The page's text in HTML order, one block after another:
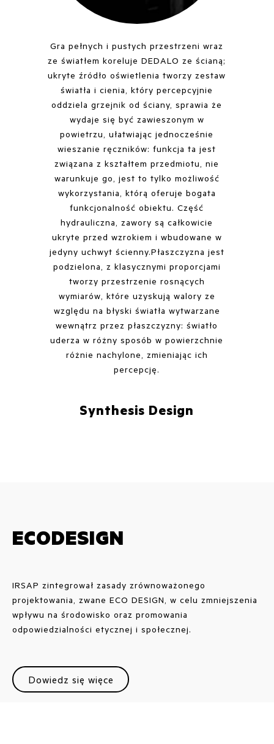
Gra pełnych i pustych przestrzeni wraz
ze światłem koreluje DEDALO ze ścianą;
ukryte źródło oświetlenia tworzy zestaw
światła i cienia, który percepcyjnie
oddziela grzejnik od ściany, sprawia że
wydaje się być zawieszonym w
powietrzu, ułatwiając jednocześnie
wieszanie ręczników: funkcja ta jest
związana z kształtem przedmiotu, nie
warunkuje go, jest to tylko możliwość
wykorzystania, którą oferuje bogata
funkcjonalność obiektu. Część
hydrauliczna, zawory są całkowicie
ukryte przed wzrokiem i wbudowane w
jedyny uchwyt ścienny.Płaszczyzna jest
podzielona, z klasycznymi proporcjami
tworzy przestrzenie rosnących
wymiarów, które uzyskują walory ze
względu na błyski światła wytwarzane
wewnątrz przez płaszczyzny: światło
uderza w różny sposób w powierzchnie
różnie nachylone, zmieniając ich
percepcję.
Synthesis Design
ECODESIGN
IRSAP zintegrował zasady zrównoważonego
projektowania, zwane ECO DESIGN, w celu zmniejszenia
wpływu na środowisko oraz promowania
odpowiedzialności etycznej i społecznej.
Dowiedz się więce